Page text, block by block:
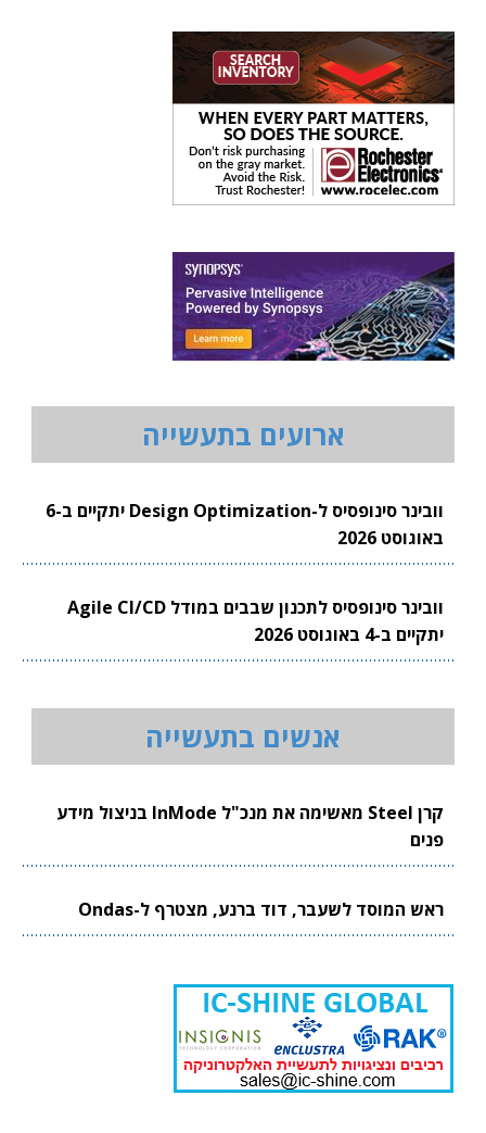
ארועים בתעשייה
וובינר סינופסיס ל-Design Optimization יתקיים ב-6
באוגוסט 2026
וובינר סינופסיס לתכנון שבבים במודל Agile CI/CD
יתקיים ב-4 באוגוסט 2026
אנשים בתעשייה
קרן Steel מאשימה את מנכ"ל InMode בניצול מידע
פנים
ראש המוסד לשעבר, דוד ברנע, מצטרף ל-Ondas